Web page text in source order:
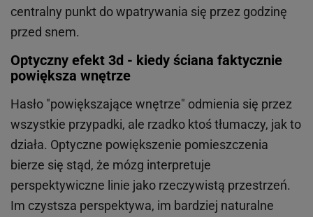
centralny punkt do wpatrywania się przez godzinę
przed snem.
Optyczny efekt 3d - kiedy ściana faktycznie
powiększa wnętrze
Hasło "powiększające wnętrze" odmienia się przez
wszystkie przypadki, ale rzadko ktoś tłumaczy, jak to
działa. Optyczne powiększenie pomieszczenia
bierze się stąd, że mózg interpretuje
perspektywiczne linie jako rzeczywistą przestrzeń.
Im czystsza perspektywa, im bardziej naturalne